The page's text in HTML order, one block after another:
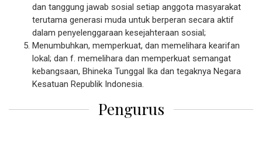
dan tanggung jawab sosial setiap anggota masyarakat
terutama generasi muda untuk berperan secara aktif
dalam penyelenggaraan kesejahteraan sosial;
Menumbuhkan, memperkuat, dan memelihara kearifan
lokal; dan f. memelihara dan memperkuat semangat
kebangsaan, Bhineka Tunggal Ika dan tegaknya Negara
Kesatuan Republik Indonesia.
Pengurus